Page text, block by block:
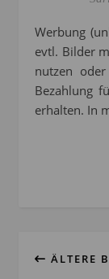
Werbung (unbezahlt) – Der folgende Artikel enthält
evtl. Bilder
nutzen
Bezahlung
erhalten. In
ÄLTERE